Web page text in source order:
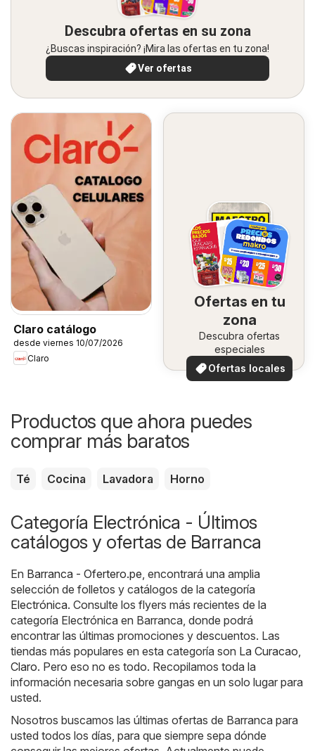
Descubra ofertas en su zona
¿Buscas inspiración? ¡Mira las ofertas en tu zona!
Ver ofertas
Claro catálogo
desde viernes 10/07/2026
Claro
Ofertas en tu
zona
Descubra ofertas
especiales
Ofertas locales
Productos que ahora puedes
comprar más baratos
Té Cocina Lavadora Horno
Categoría Electrónica - Últimos
catálogos y ofertas de Barranca
En Barranca - Ofertero.pe, encontrará una amplia
selección de folletos y catálogos de la categoría
Electrónica. Consulte los flyers más recientes de la
categoría Electrónica en Barranca, donde podrá
encontrar las últimas promociones y descuentos. Las
tiendas más populares en esta categoría son La Curacao,
Claro. Pero eso no es todo. Recopilamos toda la
información necesaria sobre gangas en un solo lugar para
usted.
Nosotros buscamos las últimas ofertas de Barranca para
usted todos los días, para que siempre sepa dónde